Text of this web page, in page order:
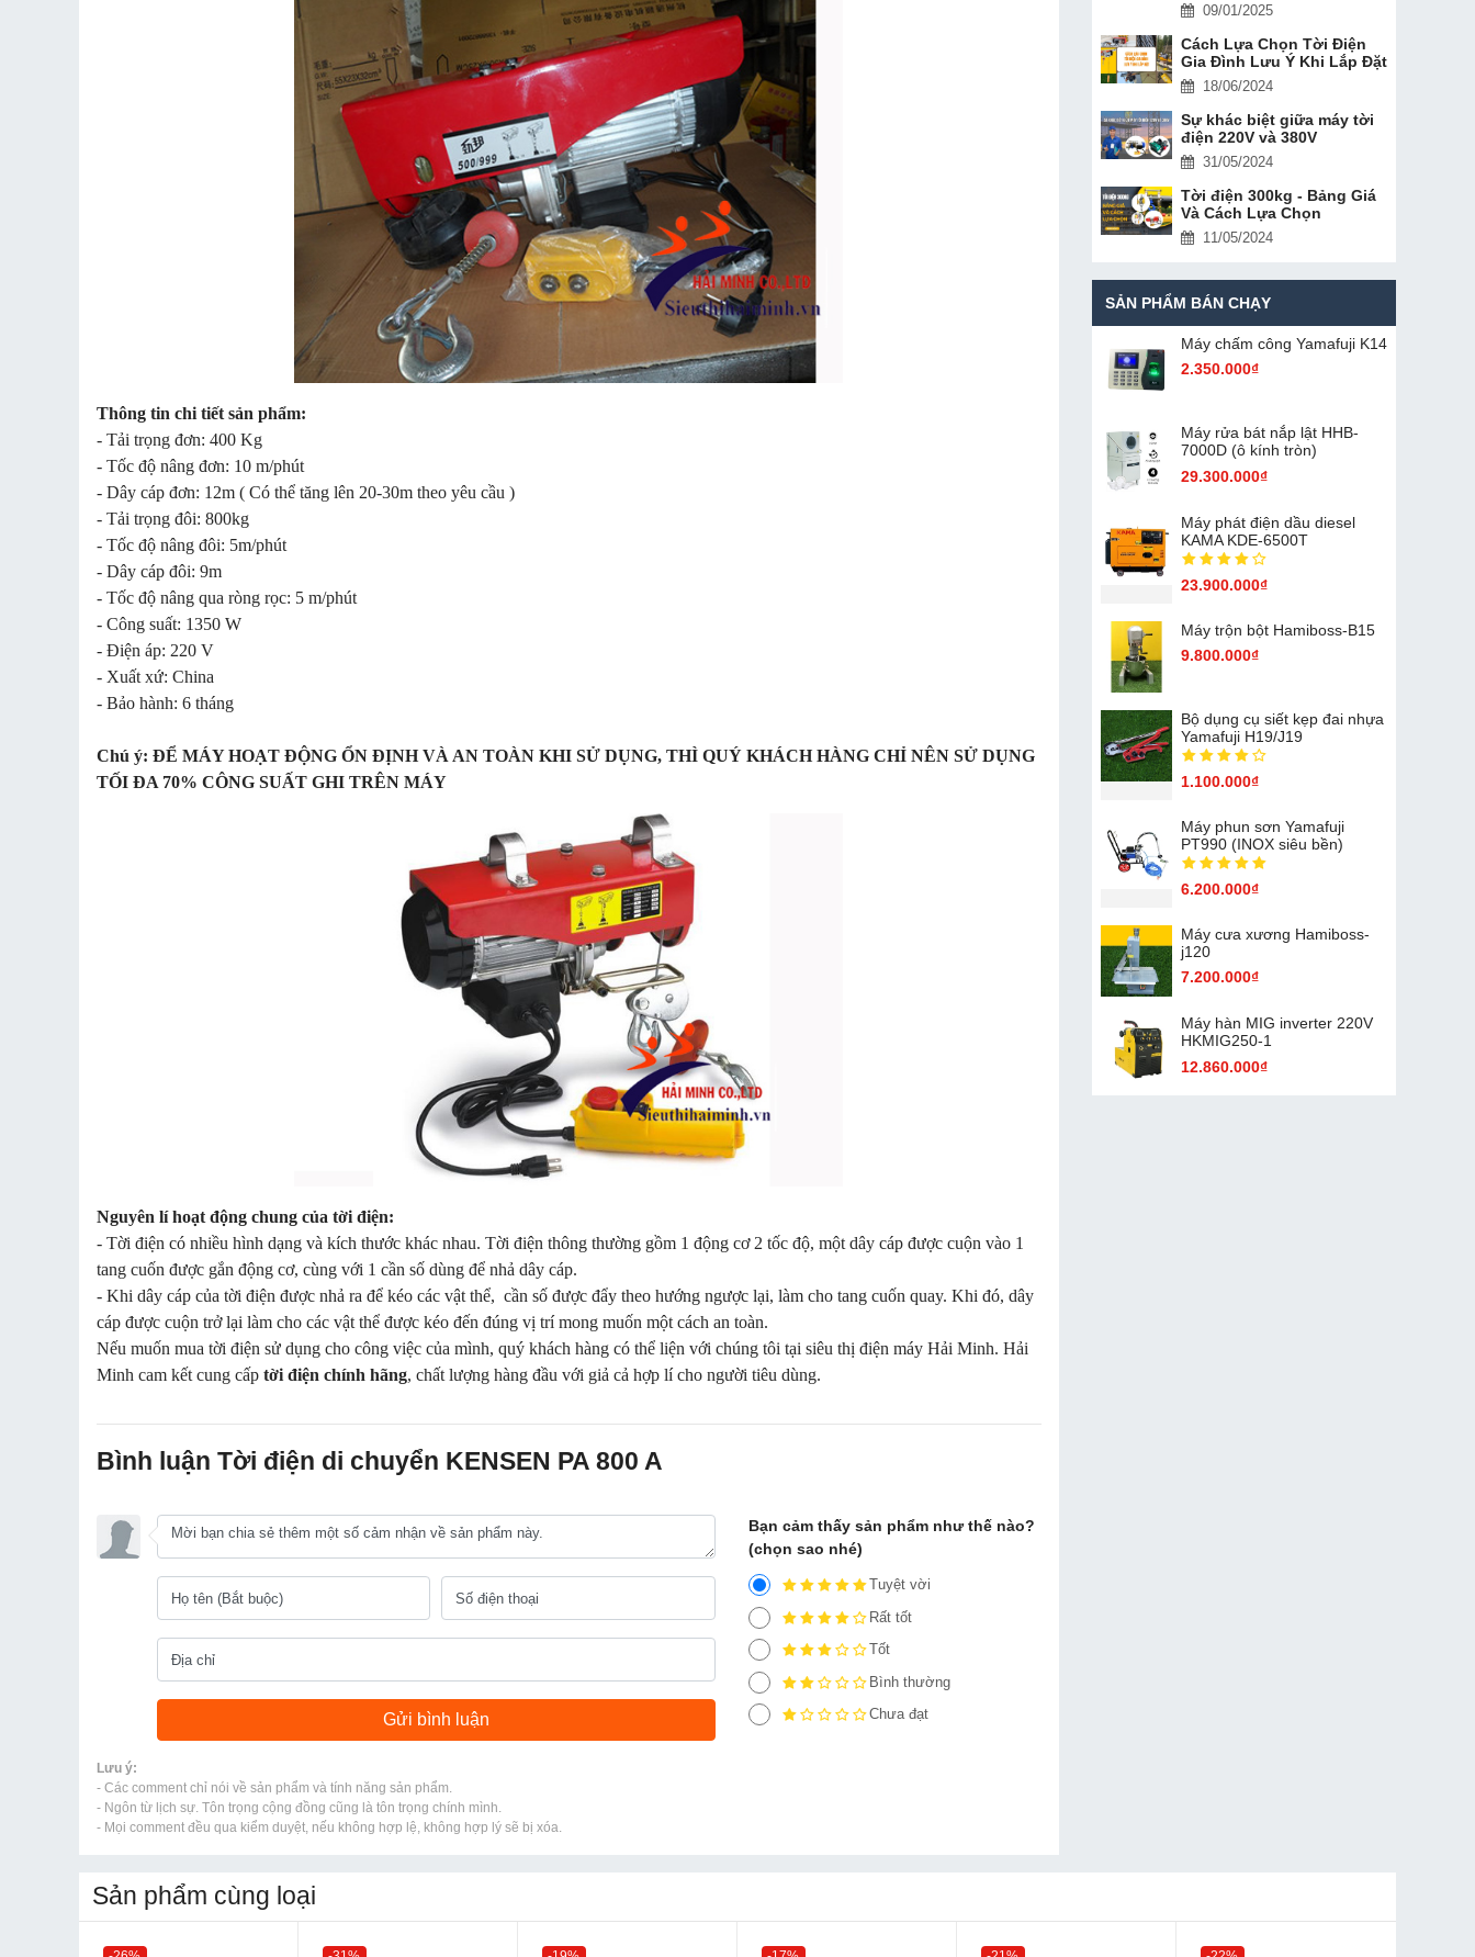
Thông tin chi tiết sản phẩm:
- Tải trọng đơn: 400 Kg
- Tốc độ nâng đơn: 10 m/phút
- Dây cáp đơn: 12m ( Có thể tăng lên 20-30m theo yêu cầu )
- Tải trọng đôi: 800kg
- Tốc độ nâng đôi: 5m/phút
- Dây cáp đôi: 9m
- Tốc độ nâng qua ròng rọc: 5 m/phút
- Công suất: 1350 W
- Điện áp: 220 V
- Xuất xứ: China
- Bảo hành: 6 tháng
Chú ý: ĐỂ MÁY HOẠT ĐỘNG ỔN ĐỊNH VÀ AN TOÀN KHI SỬ DỤNG, THÌ QUÝ KHÁCH HÀNG CHỈ NÊN SỬ DỤNG
TỐI ĐA 70% CÔNG SUẤT GHI TRÊN MÁY
Nguyên lí hoạt động chung của tời điện:
- Tời điện có nhiều hình dạng và kích thước khác nhau. Tời điện thông thường gồm 1 động cơ 2 tốc độ, một dây cáp được cuộn vào 1
tang cuốn được gắn động cơ, cùng với 1 cần số dùng để nhả dây cáp.
- Khi dây cáp của tời điện được nhả ra để kéo các vật thể, cần số được đẩy theo hướng ngược lại, làm cho tang cuốn quay. Khi đó, dây
cáp được cuộn trở lại làm cho các vật thể được kéo đến đúng vị trí mong muốn một cách an toàn.
Nếu muốn mua tời điện sử dụng cho công việc của mình, quý khách hàng có thể liện với chúng tôi tại siêu thị điện máy Hải Minh. Hải
Minh cam kết cung cấp tời điện chính hãng, chất lượng hàng đầu với giả cả hợp lí cho người tiêu dùng.
Bình luận Tời điện di chuyển KENSEN PA 800 A
Bạn cảm thấy sản phẩm như thế nào?
(chọn sao nhé)
Tuyệt vời
Rất tốt
Tốt
Bình thường
Chưa đạt
Lưu ý:
- Các comment chỉ nói về sản phẩm và tính năng sản phẩm.
- Ngôn từ lịch sự. Tôn trọng cộng đồng cũng là tôn trọng chính mình.
- Mọi comment đều qua kiểm duyệt, nếu không hợp lệ, không hợp lý sẽ bị xóa.
09/01/2025
Cách Lựa Chọn Tời Điện
Gia Đình Lưu Ý Khi Lắp Đặt
18/06/2024
Sự khác biệt giữa máy tời
điện 220V và 380V
31/05/2024
Tời điện 300kg - Bảng Giá
Và Cách Lựa Chọn
11/05/2024
SẢN PHẨM BÁN CHẠY
Máy chấm cô​ng Yamafuji K14
2.350.000₫
Máy rửa bát nắp lật HHB-
7000D (ô kính tròn)
29.300.000₫
Máy phát điện dầu diesel
KAMA KDE-6500T
23.900.000₫
Máy trộn bột Hamiboss-B15
9.800.000₫
Bộ dụng cụ siết kẹp đai nhựa
Yamafuji H19/J19
1.100.000₫
Máy phun sơn Yamafuji
PT990 (INOX siêu bền)
6.200.000₫
Máy cưa xương Hamiboss-
j120
7.200.000₫
Máy hàn MIG inverter 220V
HKMIG250-1
12.860.000₫
Sản phẩm cùng loại